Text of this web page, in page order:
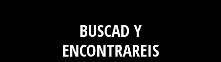
BUSCAD Y
ENCONTRAREIS